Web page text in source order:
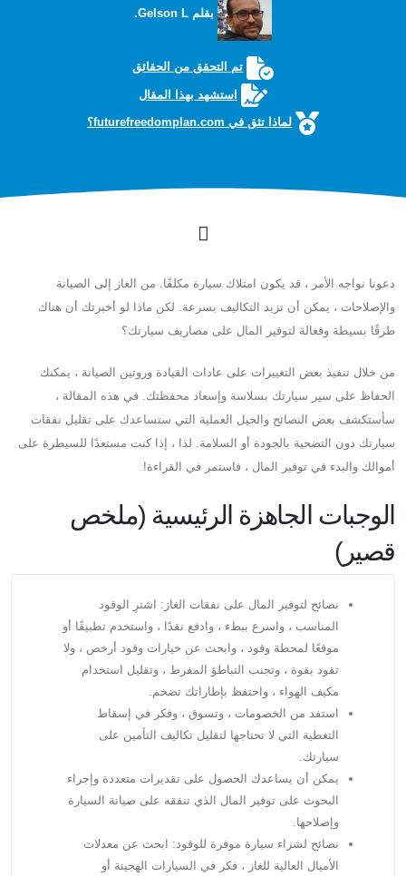
بقلم Gelson L.
تم التحقق من الحقائق
استشهد بهذا المقال
لماذا تثق في futurefreedomplan.com؟
دعونا نواجه الأمر ، قد يكون امتلاك سيارة مكلفًا. من الغاز إلى الصيانة
والإصلاحات ، يمكن أن تزيد التكاليف بسرعة. لكن ماذا لو أخبرتك أن هناك
طرقًا بسيطة وفعالة لتوفير المال على مصاريف سيارتك؟
من خلال تنفيذ بعض التغييرات على عادات القيادة وروتين الصيانة ، يمكنك
الحفاظ على سير سيارتك بسلاسة وإسعاد محفظتك. في هذه المقالة ،
سأستكشف بعض النصائح والحيل العملية التي ستساعدك على تقليل نفقات
سيارتك دون التضحية بالجودة أو السلامة. لذا ، إذا كنت مستعدًا للسيطرة على
أموالك والبدء في توفير المال ، فاستمر في القراءة!
الوجبات الجاهزة الرئيسية (ملخص
قصير)
نصائح لتوفير المال على نفقات الغاز: اشترِ الوقود
المناسب ، واسرع ببطء ، وادفع نقدًا ، واستخدم تطبيقًا أو
موقعًا لمحطة وقود ، وابحث عن خيارات وقود أرخص ، ولا
تقود بقوة ، وتجنب التباطؤ المفرط ، وتقليل استخدام
مكيف الهواء ، واحتفظ بإطاراتك تضخم.
استفد من الخصومات ، وتسوق ، وفكر في إسقاط
التغطية التي لا تحتاجها لتقليل تكاليف التأمين على
سيارتك.
يمكن أن يساعدك الحصول على تقديرات متعددة وإجراء
البحوث على توفير المال الذي تنفقه على صيانة السيارة
وإصلاحها.
نصائح لشراء سيارة موفرة للوقود: ابحث عن معدلات
الأميال العالية للغاز ، فكر في السيارات الهجينة أو